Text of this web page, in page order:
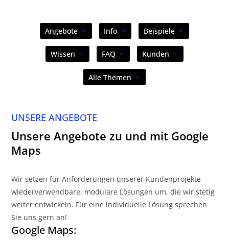
Angebote Info Beispiele
Wissen FAQ Kunden
Alle Themen
UNSERE ANGEBOTE
Unsere Angebote zu und mit Google
Maps
Wir setzen für Anforderungen unserer Kundenprojekte
wiederverwendbare, modulare Lösungen um, die wir stetig
weiter entwickeln. Für eine individuelle Lösung sprechen
Sie uns gern an!
Google Maps: